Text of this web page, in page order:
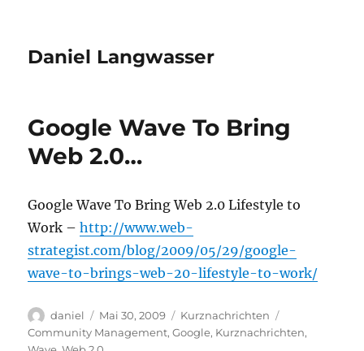
Daniel Langwasser
Google Wave To Bring
Web 2.0…
Google Wave To Bring Web 2.0 Lifestyle to
Work –http://www.web-
strategist.com/blog/2009/05/29/google-
wave-to-brings-web-20-lifestyle-to-work/
Autor
daniel
Veröffentlicht
am
Mai 30, 2009 Kategorien
Kurznachrichten
Community Management,Google, Kurznachrichten,